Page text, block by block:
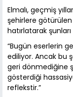
Elmalı, geçmiş
şehirlere
hatırlatarak
“Bugün eserlerin
ediliyor. Ancak bu
geri dönmediğine
gösterdiği
reflekstir.”